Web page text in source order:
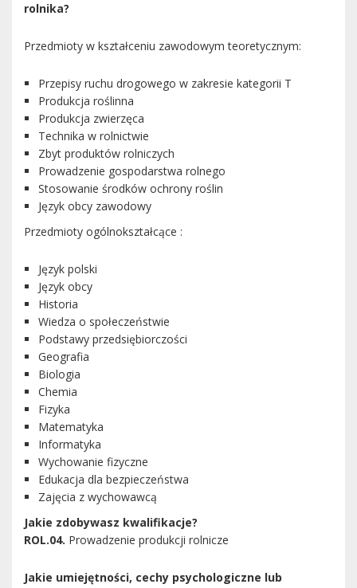
rolnika?
Przedmioty w kształceniu zawodowym teoretycznym:
Przepisy ruchu drogowego w zakresie kategorii T
Produkcja roślinna
Produkcja zwierzęca
Technika w rolnictwie
Zbyt produktów rolniczych
Prowadzenie gospodarstwa rolnego
Stosowanie środków ochrony roślin
Język obcy zawodowy
Przedmioty ogólnokształcące :
Język polski
Język obcy
Historia
Wiedza o społeczeństwie
Podstawy przedsiębiorczości
Geografia
Biologia
Chemia
Fizyka
Matematyka
Informatyka
Wychowanie fizyczne
Edukacja dla bezpieczeństwa
Zajęcia z wychowawcą
Jakie zdobywasz kwalifikacje?
ROL.04. Prowadzenie produkcji rolnicze
Jakie umiejętności, cechy psychologiczne lub